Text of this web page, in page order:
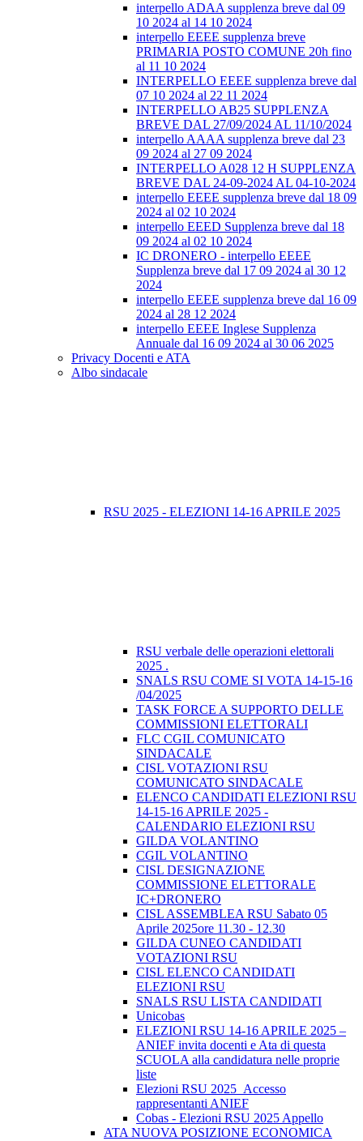
interpello ADAA supplenza breve dal 09
10 2024 al 14 10 2024
interpello EEEE supplenza breve
PRIMARIA POSTO COMUNE 20h fino
al 11 10 2024
INTERPELLO EEEE supplenza breve dal
07 10 2024 al 22 11 2024
INTERPELLO AB25 SUPPLENZA
BREVE DAL 27/09/2024 AL 11/10/2024
interpello AAAA supplenza breve dal 23
09 2024 al 27 09 2024
INTERPELLO A028 12 H SUPPLENZA
BREVE DAL 24-09-2024 AL 04-10-2024
interpello EEEE supplenza breve dal 18 09
2024 al 02 10 2024
interpello EEED Supplenza breve dal 18
09 2024 al 02 10 2024
IC DRONERO - interpello EEEE
Supplenza breve dal 17 09 2024 al 30 12
2024
interpello EEEE supplenza breve dal 16 09
2024 al 28 12 2024
interpello EEEE Inglese Supplenza
Annuale dal 16 09 2024 al 30 06 2025
Privacy Docenti e ATA
Albo sindacale
RSU 2025 - ELEZIONI 14-16 APRILE 2025
RSU verbale delle operazioni elettorali
2025 .
SNALS RSU COME SI VOTA 14-15-16
/04/2025
TASK FORCE A SUPPORTO DELLE
COMMISSIONI ELETTORALI
FLC CGIL COMUNICATO
SINDACALE
CISL VOTAZIONI RSU
COMUNICATO SINDACALE
ELENCO CANDIDATI ELEZIONI RSU
14-15-16 APRILE 2025 -
CALENDARIO ELEZIONI RSU
GILDA VOLANTINO
CGIL VOLANTINO
CISL DESIGNAZIONE
COMMISSIONE ELETTORALE
IC+DRONERO
CISL ASSEMBLEA RSU Sabato 05
Aprile 2025ore 11.30 - 12.30
GILDA CUNEO CANDIDATI
VOTAZIONI RSU
CISL ELENCO CANDIDATI
ELEZIONI RSU
SNALS RSU LISTA CANDIDATI
Unicobas
ELEZIONI RSU 14-16 APRILE 2025 –
ANIEF invita docenti e Ata di questa
SCUOLA alla candidatura nelle proprie
liste
Elezioni RSU 2025_Accesso
rappresentanti ANIEF
Cobas - Elezioni RSU 2025 Appello
ATA NUOVA POSIZIONE ECONOMICA